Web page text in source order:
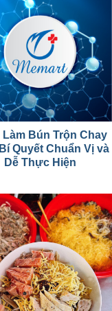
Làm Bún Trộn Chay
Quyết Chuẩn Vị và
Dễ Thực Hiện